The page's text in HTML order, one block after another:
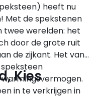
heeft nu
Met de spekstenen
twee werelden: het
door de grote ruit
de zijkant. Het van
in te verkrijgen in
Kies